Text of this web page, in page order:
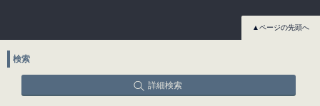
▲ページの先頭へ
検索
詳細検索